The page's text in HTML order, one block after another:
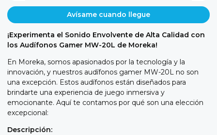
Avísame cuando llegue
¡Experimenta el Sonido Envolvente de Alta Calidad con
los Audífonos Gamer MW-20L de Moreka!
En Moreka, somos apasionados por la tecnología y la
innovación, y nuestros audífonos gamer MW-20L no son
una excepción. Estos audífonos están diseñados para
brindarte una experiencia de juego inmersiva y
emocionante. Aquí te contamos por qué son una elección
excepcional:
Descripción: